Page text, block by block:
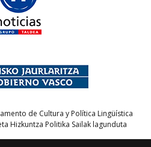
de Cultura y Política Lingüística
Hizkuntza Politika Sailak lagunduta